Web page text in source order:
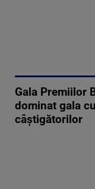
Gala Premiilor
dominat gala
câștigătorilor